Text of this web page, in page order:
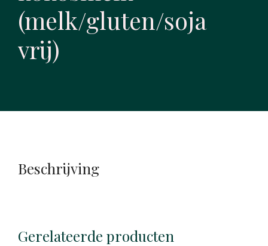
(melk/gluten/soja
vrij)
Beschrijving
Gerelateerde producten